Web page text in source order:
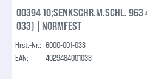
00394 10;SENKSCHR.M.SCHL. 963 4.8VZ M 4X 10 (6000-001-
033) | NORMFEST
Hrst.-Nr.: 6000-001-033
EAN:
4029484001033